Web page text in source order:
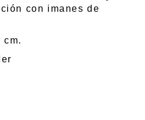
con imanes de
cm.